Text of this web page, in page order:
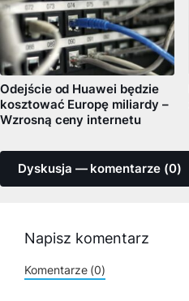
Odejście od Huawei będzie
kosztować Europę miliardy –
Wzrosną ceny internetu
Dyskusja — komentarze (0)
Napisz komentarz
Komentarze (0)